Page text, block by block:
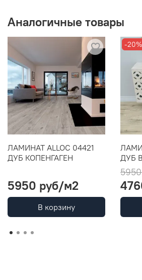
Аналогичные товары
ЛАМИНАТ ALLOC 04421
ДУБ КОПЕНГАГЕН
5950 руб/м2
В корзину
-20%
ДУБ